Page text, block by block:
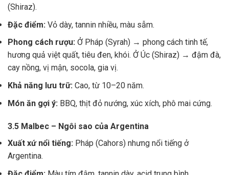
(Shiraz).
Đặc điểm: Vỏ dày, tannin nhiều, màu sẫm.
Phong cách rượu: Ở Pháp (Syrah) → phong cách tinh tế,
hương quả việt quất, tiêu đen, khói. Ở Úc (Shiraz) → đậm đà,
cay nồng, vị mận, socola, gia vị.
Khả năng lưu trữ: Cao, từ 10–20 năm.
Món ăn gợi ý: BBQ, thịt đỏ nướng, xúc xích, phô mai cứng.
3.5 Malbec – Ngôi sao của Argentina
Xuất xứ nổi tiếng: Pháp (Cahors) nhưng nổi tiếng ở
Argentina.